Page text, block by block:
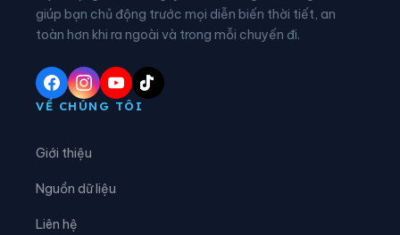
Xã Đăk Môn Xã Đăk Pék
Xã Đăk Plô
Xã Đăk Rơ Wa
giúp bạn chủ động trước mọi diễn biến thời tiết, an
toàn hơn khi ra ngoài và trong mỗi chuyến đi.
VỀ CHÚNG TÔI
Giới thiệu
Nguồn dữ liệu
Liên hệ